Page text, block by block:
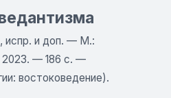
испр. и доп. — М.:
2023. — 186 с. —
востоковедение).